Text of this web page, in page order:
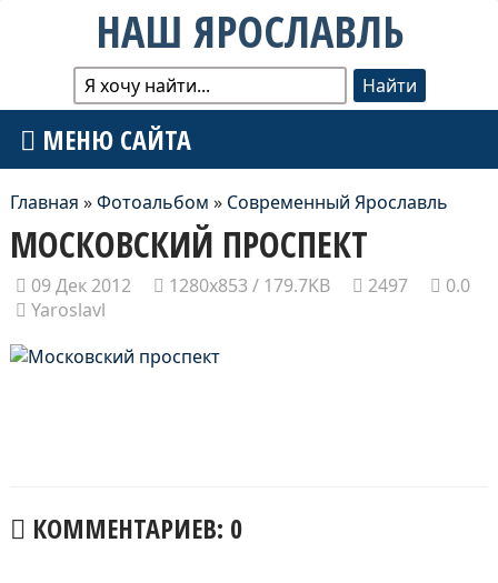
НАШ ЯРОСЛАВЛЬ
МЕНЮ САЙТА
Главная »Фотоальбом » Современный Ярославль
МОСКОВСКИЙ ПРОСПЕКТ
09 Дек 2012 1280x853 / 179.7KB 2497
0.0
Yaroslavl
КОММЕНТАРИЕВ: 0